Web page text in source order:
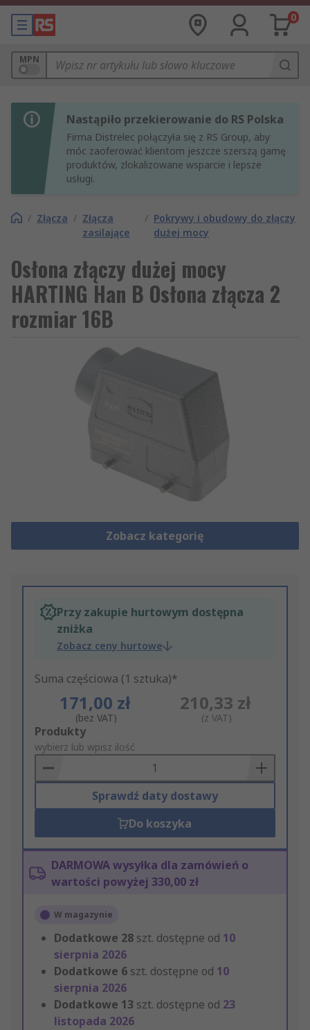
0
MPN
Nastąpiło przekierowanie do RS Polska
Firma Distrelec połączyła się z RS Group, aby
móc zaoferować klientom jeszcze szerszą gamę
produktów, zlokalizowane wsparcie i lepsze
usługi.
/ Złącza / Złącza
zasilające
/ Pokrywy i obudowy do złączy
dużej mocy
Osłona złączy dużej mocy
HARTING Han B Osłona złącza 2
rozmiar 16B
Zobacz kategorię
Przy zakupie hurtowym dostępna
zniżka
Zobacz ceny hurtowe
Suma częściowa (1 sztuka)*
171,00 zł
(bez VAT)
210,33 zł
(z VAT)
Add
to
Basket
Produkty
wybierz lub wpisz ilość
Sprawdź daty dostawy
Do koszyka
DARMOWA wysyłka dla zamówień o
wartości powyżej 330,00 zł
W magazynie
Dodatkowe 28 szt. dostępne od 10
sierpnia 2026
Dodatkowe 6 szt. dostępne od 10
sierpnia 2026
Dodatkowe 13 szt. dostępne od 23
listopada 2026